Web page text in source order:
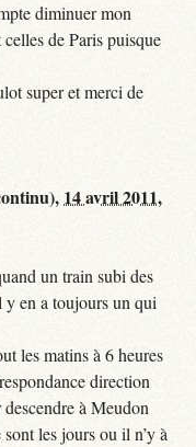
diminuer mon
de Paris puisque
super et merci de
14 avril 2011,
un train subi des
en a toujours un qui
les matins à 6 heures
direction
à Meudon
les jours ou il n’y à